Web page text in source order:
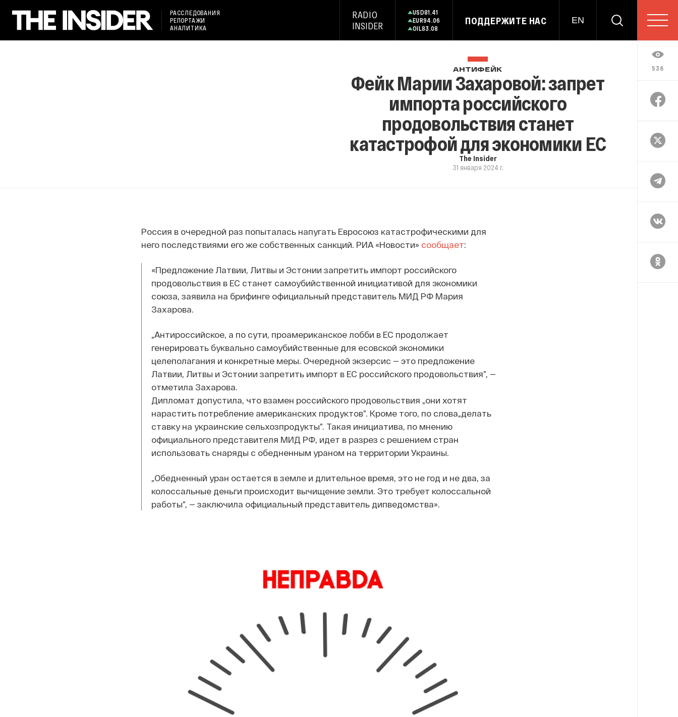
РАССЛЕДОВАНИЯ
РЕПОРТАЖИ
АНАЛИТИКА
RADIO
INSIDER
USD81.41
EUR94.06
OIL83.08
ПОДДЕРЖИТЕ НАС EN
536
АНТИФЕЙК
Фейк Марии Захаровой: запрет
импорта российского
продовольствия станет
катастрофой для экономики ЕС
The Insider
31 января 2024 г.
Россия в очередной раз попыталась напугать Евросоюз катастрофическими для
него последствиями его же собственных санкций. РИА «Новости» сообщает:
«Предложение Латвии, Литвы и Эстонии запретить импорт российского
продовольствия в ЕС станет самоубийственной инициативой для экономики
союза, заявила на брифинге официальный представитель МИД РФ Мария
Захарова.
„Антироссийское, а по сути, проамериканское лобби в ЕС продолжает
генерировать буквально самоубийственные для есовской экономики
целеполагания и конкретные меры. Очередной экзерсис — это предложение
Латвии, Литвы и Эстонии запретить импорт в ЕС российского продовольствия”, —
отметила Захарова.
Дипломат допустила, что взамен российского продовольствия „они хотят
нарастить потребление американских продуктов”. Кроме того, по слова„делать
ставку на украинские сельхозпродукты”. Такая инициатива, по мнению
официального представителя МИД РФ, идет в разрез с решением стран
использовать снаряды с обедненным ураном на территории Украины.
„Обедненный уран остается в земле и длительное время, это не год и не два, за
колоссальные деньги происходит вычищение земли. Это требует колоссальной
работы”, — заключила официальный представитель дипведомства».